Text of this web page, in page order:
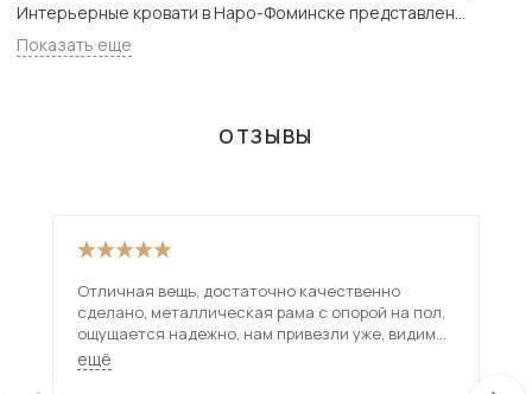
Интерьерные кровати в Наро-Фоминске представлен
широкий ассортимент товаров с доставкой в Москве и
Подмосковью, включая Наро-Фоминск. Всего товаров в
Показать еще
ОТЗЫВЫ
Отличная вещь, достаточно качественно
сделано, металлическая рама с опорой на пол,
ощущается надежно, нам привезли уже, видимо,
обновленную версию, с четырьмя газ лифтами, а
инструкция по сборке была для той что с двумя.
ещё